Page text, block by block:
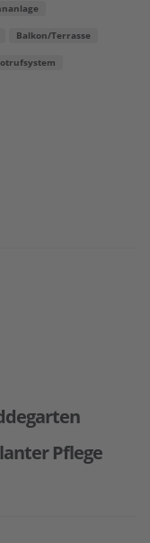
Balkon/Terrasse
Pflege